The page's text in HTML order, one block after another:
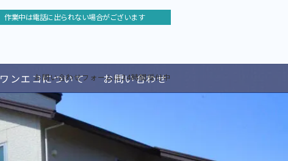
作業中は電話に出られない場合がございます
お問い合わせフォームは24時間受付中
ワンエコについて お問い合わせ